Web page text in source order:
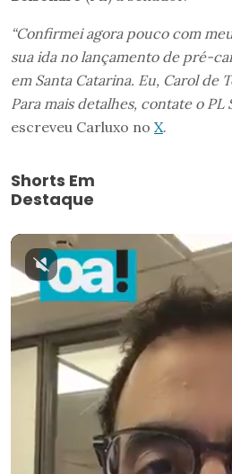
“Confirmei agora pouco com
sua ida no lançamento de pré-
em Santa Catarina. Eu, Carol de
Para mais detalhes, contate o PL
escreveu Carluxo no X.
Shorts Em
Destaque